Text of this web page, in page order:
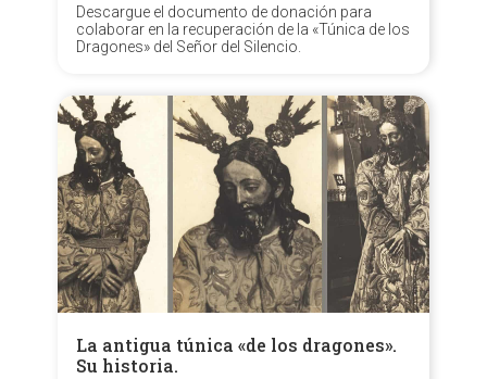
Descargue el documento de donación para
colaborar en la recuperación de la «Túnica de los
Dragones» del Señor del Silencio.
La antigua túnica «de los dragones».
Su historia.